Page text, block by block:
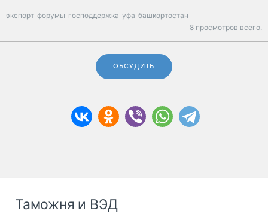
экспорт форумы господдержка уфа башкортостан
8 просмотров всего.
ОБСУДИТЬ
Таможня и ВЭД